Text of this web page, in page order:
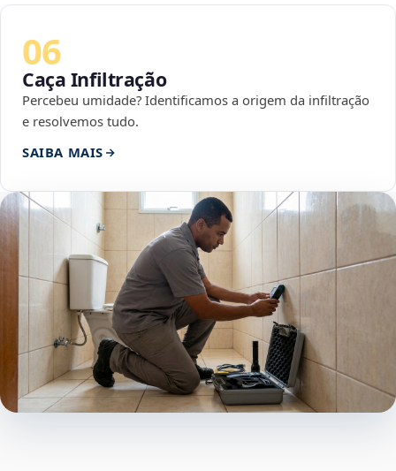
06
Caça Infiltração
Percebeu umidade? Identificamos a origem da infiltração
e resolvemos tudo.
SAIBA MAIS